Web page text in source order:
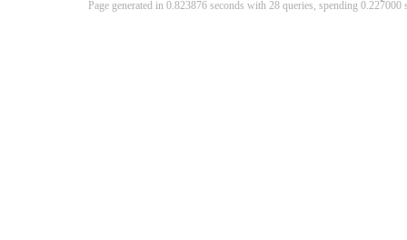
Page generated in 0.823876 seconds with 28 queries, spending